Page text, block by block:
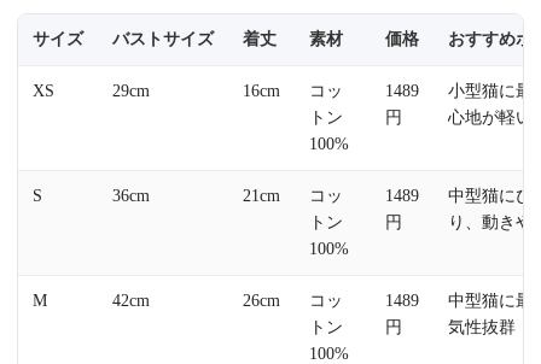
サイズ バストサイズ 着丈 素材 価格 おすすめポ
XS 29cm 16cm
コッ
トン
100%
1489
円
小型猫に最
心地が軽い
S 36cm 21cm
コッ
トン
100%
1489
円
中型猫にぴ
り、動きや
M 42cm 26cm
コッ
トン
100%
1489
円
中型猫に最
気性抜群